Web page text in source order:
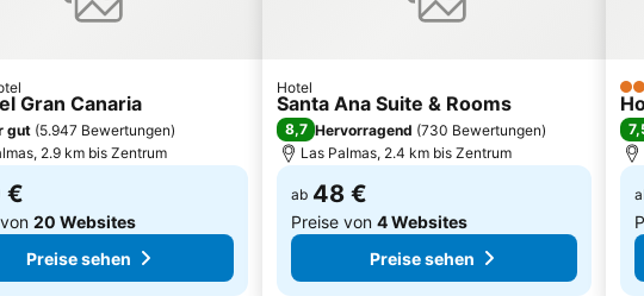
Gran Canaria
gut (5.947 Bewertungen)
2.9 km bis Zentrum
€
20 Websites
Preise sehen
Hotel
Santa Ana Suite & Rooms
8,7 Hervorragend (730 Bewertungen)
Las Palmas, 2.4 km bis Zentrum
ab 48 €
Preise von 4 Websites
Preise sehen
4